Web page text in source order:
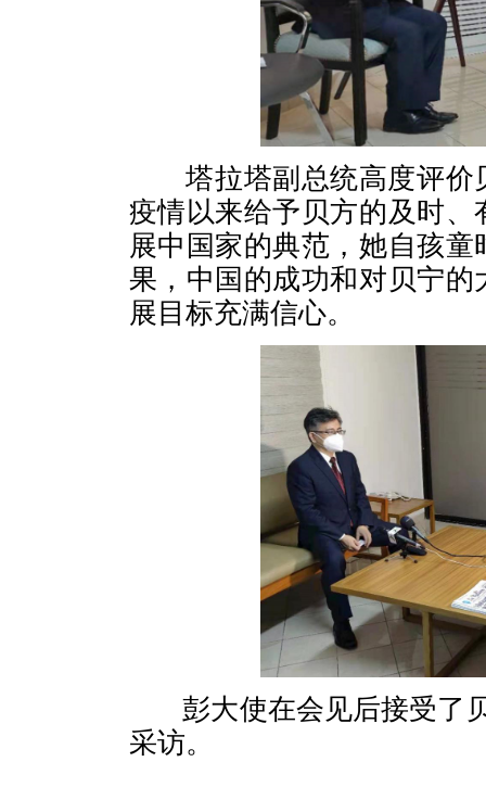
塔拉塔副总统高度评价
疫情以来给予贝方的及时
展中国家的典范，她自孩
果，中国的成功和对贝宁
展目标充满信心。
彭大使在会见后接受了贝
采访。